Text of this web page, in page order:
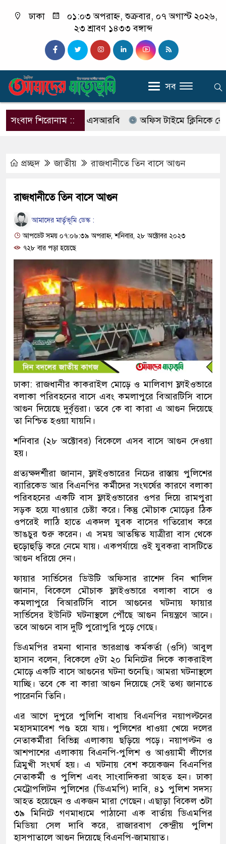
ঢাকা
০১:০৩ অপরাহ্ন, শুক্রবার, ০৭ অগাস্ট ২০২৬,
২৩ শ্রাবণ ১৪৩৩ বঙ্গাব্দ
সব
সংবাদ শিরোনাম ::
নাম বদলে আসছে এসআরবি অফিস টাইমে ক্লিনিকে রোগী
প্রচ্ছদ জাতীয় রাজধানীতে তিন বাসে আগুন
রাজধানীতে তিন বাসে আগুন
আমাদের মার্তৃভূমি ডেস্ক :
আপডেট সময় ০৭:০৬:৩৯ অপরাহ্ন, শনিবার, ২৮ অক্টোবর ২০২৩
৭২৮ বার পড়া হয়েছে
ঢাকা: রাজধানীর কাকরাইল মোড়ে ও মালিবাগ ফ্লাইওভারে
বলাকা পরিবহনের বাসে এবং কমলাপুরে বিআরটিসি বাসে
আগুন দিয়েছে দুর্বৃত্তরা। তবে কে বা কারা এ আগুন দিয়েছে
তা নিশ্চিত হওয়া যায়নি।
শনিবার (২৮ অক্টোবর) বিকেলে এসব বাসে আগুন দেওয়া
হয়।
প্রত্যক্ষদর্শীরা জানান, ফ্লাইওভারের নিচের রাস্তায় পুলিশের
ব্যারিকেড আর বিএনপির কর্মীদের সংঘর্ষের কারণে বলাকা
পরিবহনের একটি বাস ফ্লাইওভারের ওপর দিয়ে রামপুরা
সড়ক হয়ে যাওয়ার চেষ্টা করে। কিন্তু মৌচাক মোড়ের ঠিক
ওপরেই লাঠি হাতে একদল যুবক বাসের গতিরোধ করে
ভাঙচুর শুরু করেন। এ সময় আতঙ্কিত যাত্রীরা বাস থেকে
হুড়োহুড়ি করে নেমে যায়। একপর্যায়ে ওই যুবকরা বাসটিতে
আগুন ধরিয়ে দেন।
ফায়ার সার্ভিসের ডিউটি অফিসার রাশেদ বিন খালিদ
জানান, বিকেলে মৌচাক ফ্লাইওভারে বলাকা বাসে ও
কমলাপুরে বিআরটিসি বাসে আগুনের ঘটনায় ফায়ার
সার্ভিসের ইউনিট ঘটনাস্থলে পৌঁছে আগুন নিয়ন্ত্রণে আনে।
তবে আগুনে বাস দুটি পুরোপুরি পুড়ে গেছে।
ডিএমপির রমনা থানার ভারপ্রাপ্ত কর্মকর্তা (ওসি) আবুল
হাসান বলেন, বিকেলে ৫টা ২০ মিনিটের দিকে কাকরাইল
মোড়ে একটি বাসে আগুনের ঘটনা শুনেছি। আমরা ঘটনাস্থলে
যাচ্ছি। তবে কে বা কারা আগুন দিয়েছে সেই তথ্য জানাতে
পারেননি তিনি।
এর আগে দুপুরে পুলিশি বাধায় বিএনপির নয়াপল্টনের
মহাসমাবেশ পণ্ড হয়ে যায়। পুলিশের ধাওয়া খেয়ে দলের
নেতাকর্মীরা বিভিন্ন এলাকায় ছড়িয়ে পড়ে। নয়াপল্টন ও
আশপাশের এলাকায় বিএনপি-পুলিশ ও আওয়ামী লীগের
ত্রিমুখী সংঘর্ষ হয়। এ ঘটনায় বেশ কয়েকজন বিএনপির
নেতাকর্মী ও পুলিশ এবং সাংবাদিকরা আহত হন। ঢাকা
মেট্রোপলিটন পুলিশের (ডিএমপি) দাবি, ৪১ পুলিশ সদস্য
আহত হয়েছেন ও একজন মারা গেছেন। এছাড়া বিকেল ৩টা
৩৯ মিনিটে গণমাধ্যমে পাঠানো এক বার্তায় ডিএমপির
মিডিয়া সেল দাবি করে, রাজারবাগ কেন্দ্রীয় পুলিশ
হাসপাতালে আগুন দিয়েছে বিএনপি-জামায়াত।